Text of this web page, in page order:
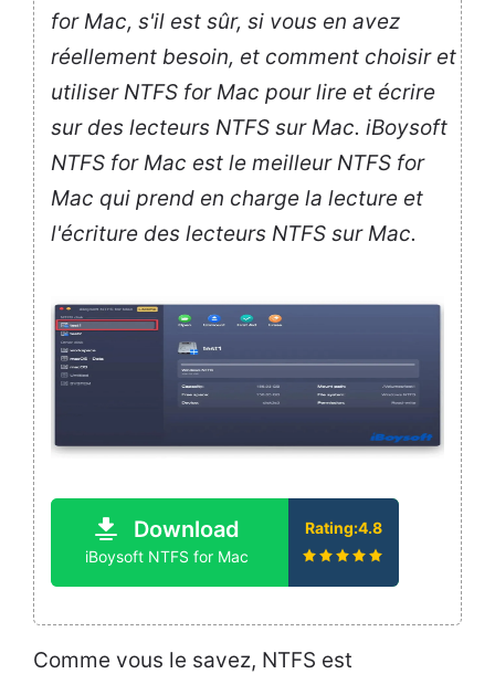
for Mac, s'il est sûr, si vous en avez
réellement besoin, et comment choisir et
utiliser NTFS for Mac pour lire et écrire
sur des lecteurs NTFS sur Mac. iBoysoft
NTFS for Mac est le meilleur NTFS for
Mac qui prend en charge la lecture et
l'écriture des lecteurs NTFS sur Mac.
Download
iBoysoft NTFS for Mac
Rating:4.8
Comme vous le savez, NTFS est